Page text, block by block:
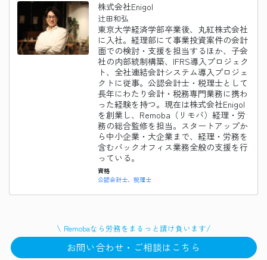
株式会社Enigol
辻田和弘
東京大学経済学部卒業後、丸紅株式会社
に入社。経理部にて事業投資案件の会計
面での検討・支援を担当するほか、子会
社の内部統制構築、IFRS導入プロジェク
ト、全社連結会計システム導入プロジェ
クトに従事。公認会計士・税理士として
長年にわたり会計・税務専門業務に携わ
った経験を持つ。現在は株式会社Enigol
を創業し、Remoba（リモバ）経理・労
務の総合監修を担当。スタートアップか
ら中小企業・大企業まで、経理・労務を
含むバックオフィス業務全般の支援を行
っている。
資格
公認会計士
税理士
\ Remobaなら 労務をまるっと請け負います/
お問い合わせ・ご相談はこちら